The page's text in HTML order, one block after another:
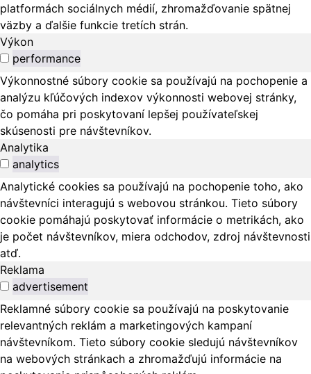
platformách sociálnych médií, zhromažďovanie spätnej
väzby a ďalšie funkcie tretích strán.
Výkon
performance
Výkonnostné súbory cookie sa používajú na pochopenie a
analýzu kľúčových indexov výkonnosti webovej stránky,
čo pomáha pri poskytovaní lepšej používateľskej
skúsenosti pre návštevníkov.
Analytika
analytics
Analytické cookies sa používajú na pochopenie toho, ako
návštevníci interagujú s webovou stránkou. Tieto súbory
cookie pomáhajú poskytovať informácie o metrikách, ako
je počet návštevníkov, miera odchodov, zdroj návštevnosti
atď.
Reklama
advertisement
Reklamné súbory cookie sa používajú na poskytovanie
relevantných reklám a marketingových kampaní
návštevníkom. Tieto súbory cookie sledujú návštevníkov
na webových stránkach a zhromažďujú informácie na